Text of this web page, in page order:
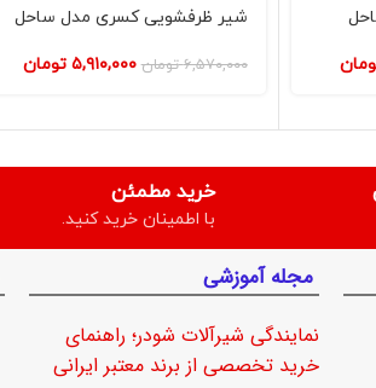
شیر ظرفشویی کسری مدل ساحل
۶,۵۷۰,۰۰۰ تومان ۵,۹۱۰,۰۰۰ تومان
خرید مطمئن
با اطمینان خرید کنید.
مجله آموزشی
نمایندگی شیرآلات شودر؛ راهنمای
خرید تخصصی از برند معتبر ایرانی